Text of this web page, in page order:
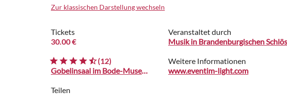
Zur klassischen Darstellung wechseln
Tickets
30.00 €
(12)
Gobelinsaal im Bode-Museum
Veranstaltet durch
Musik in Brandenburgischen
Weitere Informationen
www.eventim-light.com
Teilen